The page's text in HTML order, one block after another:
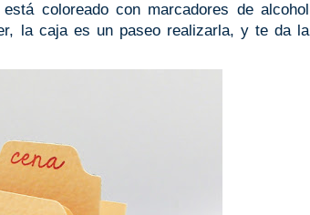
coloreado con marcadores de alcohol
la caja es un paseo realizarla, y te da la